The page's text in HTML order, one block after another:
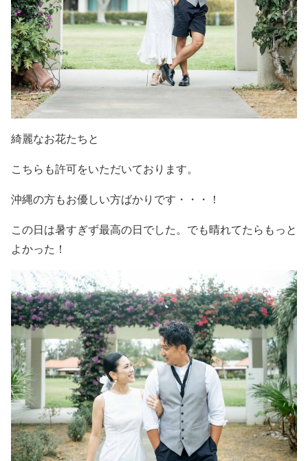
綺麗なお花たちと
こちらも許可をいただいております。
沖縄の方もお優しい方ばかりです・・・！
この日は暑すぎず最高の日でした。でも晴れてたらもっと
よかった！